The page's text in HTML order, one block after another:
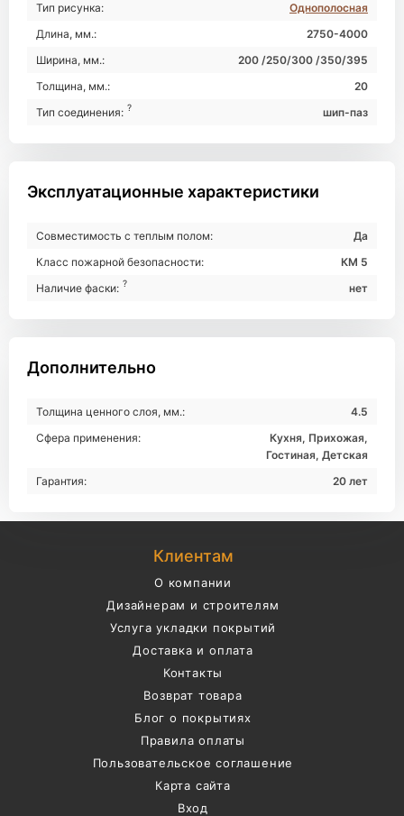
Тип рисунка:
Однополосная
Длина, мм.:
2750-4000
Ширина, мм.:
200 /250/300 /350/395
Толщина, мм.:
20
Тип соединения: ? шип-паз
Эксплуатационные характеристики
Совместимость с теплым полом:
Да
Класс пожарной безопасности:
КМ 5
Наличие фаски: ? нет
Дополнительно
Толщина ценного слоя, мм.:
4.5
Сфера применения:
Кухня, Прихожая,
Гостиная, Детская
Гарантия:
20 лет
Клиентам
О компании
Дизайнерам и строителям
Услуга укладки покрытий
Доставка и оплата
Контакты
Возврат товара
Блог о покрытиях
Правила оплаты
Пользовательское соглашение
Карта сайта
Вход